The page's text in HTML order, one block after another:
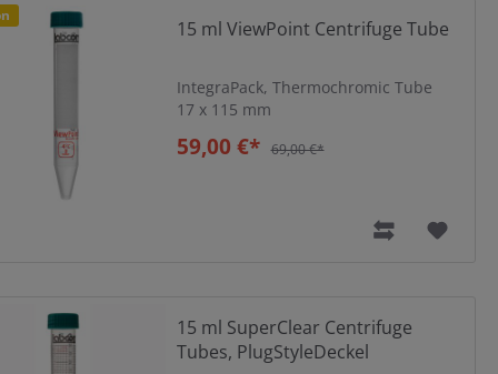
oder "PlugStyle“ Deckel mit Dichtlippe für
15 ml ViewPoint Centrifuge Tube
IntegraPack, Thermochromic Tube
17 x 115 mm
59,00 €* 69,00 €*
15 ml SuperClear Centrifuge
Tubes, PlugStyleDeckel